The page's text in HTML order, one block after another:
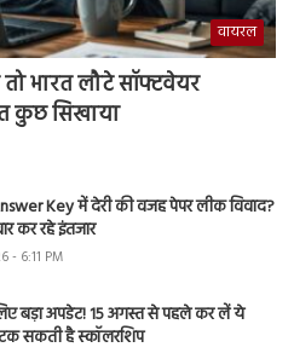
वायरल
भारत लौटे सॉफ्टवेयर
कुछ सिखाया
Key में देरी की वजह पेपर लीक विवाद?
कर रहे इंतजार
- 6:11 PM
बड़ा अपडेट! 15 अगस्त से पहले कर लें ये
सकती है स्कॉलरशिप